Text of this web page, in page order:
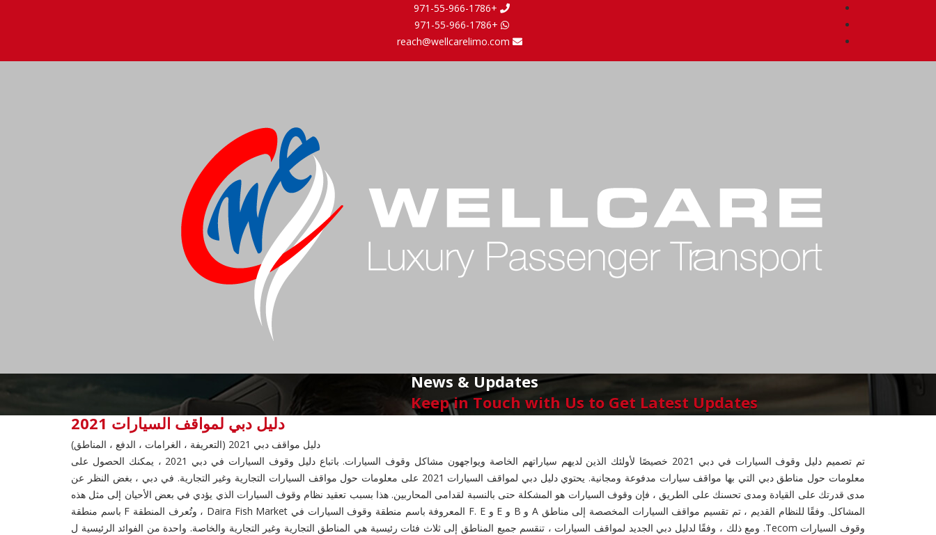
+971-55-966-1786
+971-55-966-1786
News & Updates
Keep in Touch with Us to Get Latest Updates
دليل دبي لمواقف السيارات 2021
دليل مواقف دبي 2021 (التعريفة ، الغرامات ، الدفع ، المناطق)
تم تصميم دليل وقوف السيارات في دبي 2021 خصيصًا لأولئك الذين لديهم سياراتهم الخاصة ويواجهون مشاكل وقوف السيارات. باتباع دليل وقوف السيارات في دبي 2021 ، يمكنك الحصول على
معلومات حول مناطق دبي التي بها مواقف سيارات مدفوعة ومجانية. يحتوي دليل دبي لمواقف السيارات 2021 على معلومات حول مواقف السيارات التجارية وغير التجارية. في دبي ، بغض النظر عن
مدى قدرتك على القيادة ومدى تحسنك على الطريق ، فإن وقوف السيارات هو المشكلة حتى بالنسبة لقدامى المحاربين. هذا بسبب تعقيد نظام وقوف السيارات الذي يؤدي في بعض الأحيان إلى مثل هذه
المشاكل. وفقًا للنظام القديم ، تم تقسيم مواقف السيارات المخصصة إلى مناطق A و B و E و F. E المعروفة باسم منطقة وقوف السيارات في Daira Fish Market ، وتُعرف المنطقة F باسم منطقة
وقوف السيارات Tecom. ومع ذلك ، وفقًا لدليل دبي الجديد لمواقف السيارات ، تنقسم جميع المناطق إلى ثلاث فئات رئيسية هي المناطق التجارية وغير التجارية والخاصة. واحدة من الفوائد الرئيسية ل